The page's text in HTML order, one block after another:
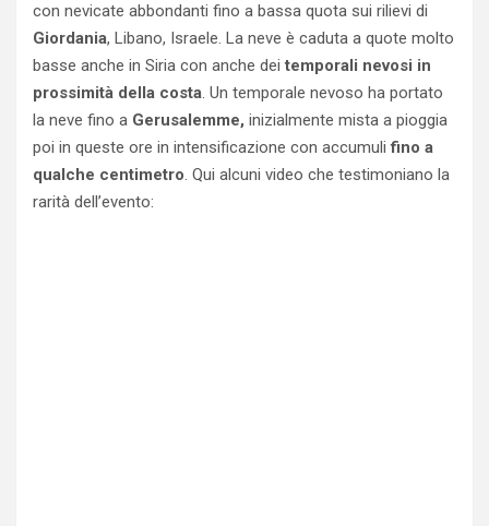
con nevicate abbondanti fino a bassa quota sui rilievi di
Giordania, Libano, Israele. La neve è caduta a quote molto
basse anche in Siria con anche deitemporali nevosi in
prossimità della costa. Un temporale nevoso ha portato
la neve fino a Gerusalemme, inizialmente mista a pioggia
poi in queste ore in intensificazione con accumuli fino a
qualche centimetro. Qui alcuni video che testimoniano la
rarità dell’evento: